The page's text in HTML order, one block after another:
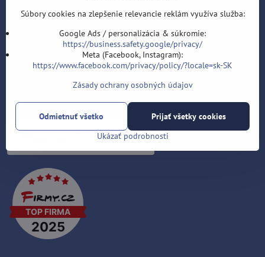
Velflíkova 1632/11
Ostrava-Hrabůvka
T: +420 553 038 721
info@sipky-obchod.sk
https://www.facebook.com/sipky.obchod/
Súbory cookies na zlepšenie relevancie reklám využíva služba:
Google Ads / personalizácia & súkromie:
https://business.safety.google/privacy/
Meta (Facebook, Instagram):
https://www.facebook.com/privacy/policy/?locale=sk-SK
Zásady ochrany osobných údajov
Ukázať podrobnosti
Prijať všetky cookies
Odmietnuť všetko